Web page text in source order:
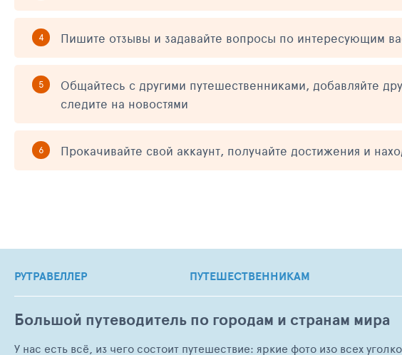
Пишите отзывы и задавайте вопросы по интересующим
Общайтесь с другими путешественниками, добавляйте
следите на новостями
Прокачивайте свой аккаунт, получайте достижения и
РУТРАВЕЛЛЕР ПУТЕШЕСТВЕННИКАМ
Большой путеводитель по городам и странам мира
У нас есть всё, из чего состоит путешествие: яркие фото изо всех